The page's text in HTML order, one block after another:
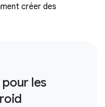
créer des
les